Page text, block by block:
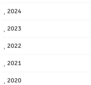
2024
2023
2022
2021
2020